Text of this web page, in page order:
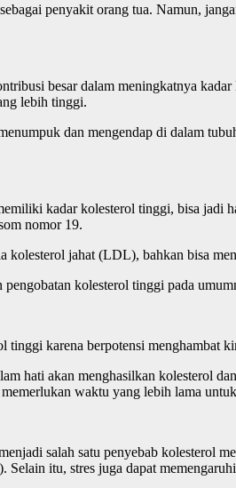
penyakit orang tua. Namun,
besar dalam meningkatnya
lebih tinggi.
dan mengendap di dalam
kadar kolesterol tinggi, bisa
nomor 19.
kolesterol jahat (LDL), bahkan bisa
kolesterol tinggi pada
karena berpotensi menghambat
hati akan menghasilkan kolesterol
waktu yang lebih lama
salah satu penyebab kolesterol
Selain itu, stres juga dapat